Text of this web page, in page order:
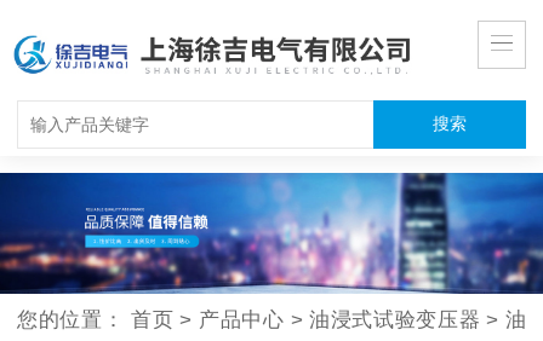
您的位置： 首页 > 产品中心 > 油浸式试验变压器 > 油